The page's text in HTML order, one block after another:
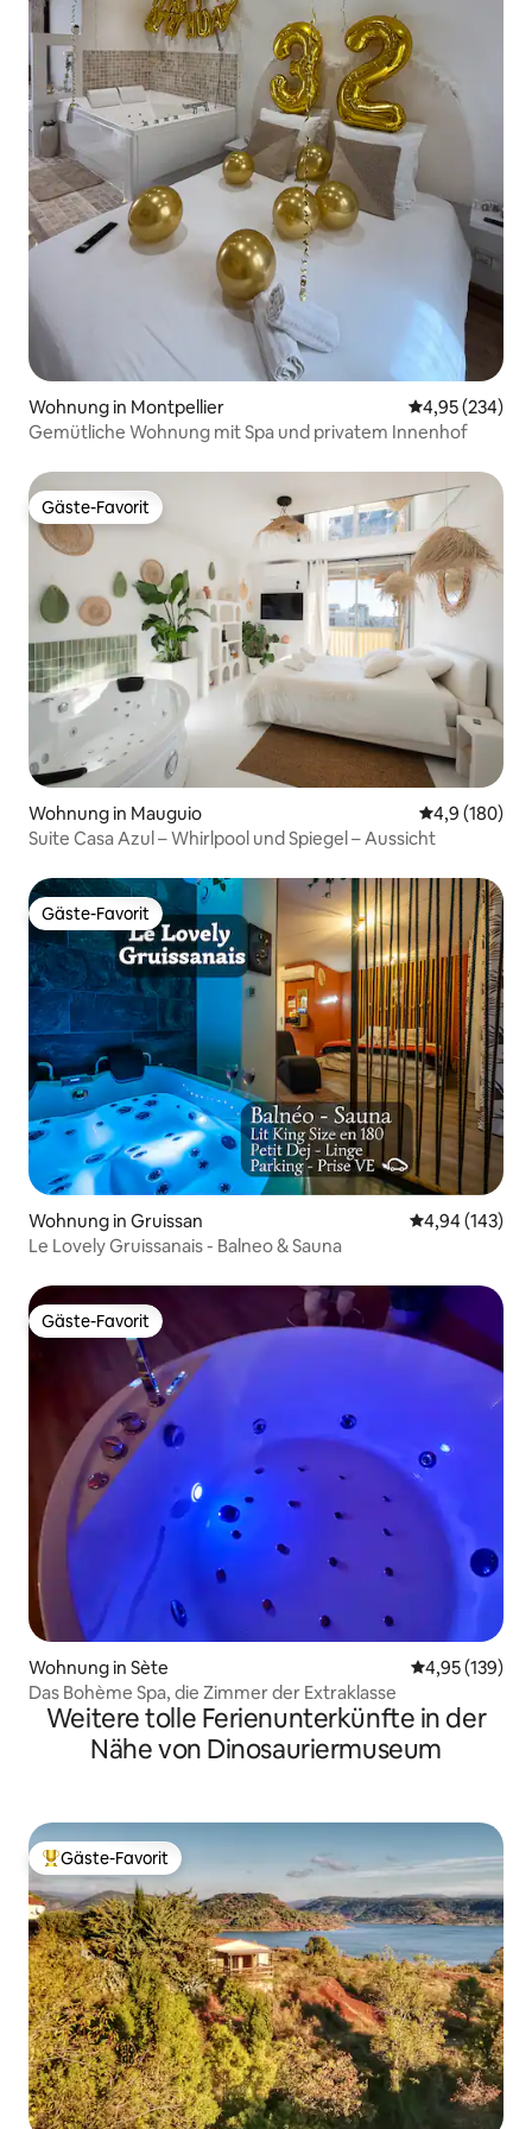
Wohnung in Montpellier
4,95 (234)
Gemütliche Wohnung mit Spa und privatem Innenhof
Gäste-Favorit
Gäste-Favorit
Wohnung in Mauguio
4,9 (180)
Suite Casa Azul – Whirlpool und Spiegel – Aussicht
Gäste-Favorit
Gäste-Favorit
Wohnung in Gruissan
4,94 (143)
Le Lovely Gruissanais - Balneo & Sauna
Gäste-Favorit
Gäste-Favorit
Wohnung in Sète
4,95 (139)
Das Bohème Spa, die Zimmer der Extraklasse
Weitere tolle Ferienunterkünfte in der
Nähe von Dinosauriermuseum
Beliebter Gäste-Favorit.
Gäste-Favorit